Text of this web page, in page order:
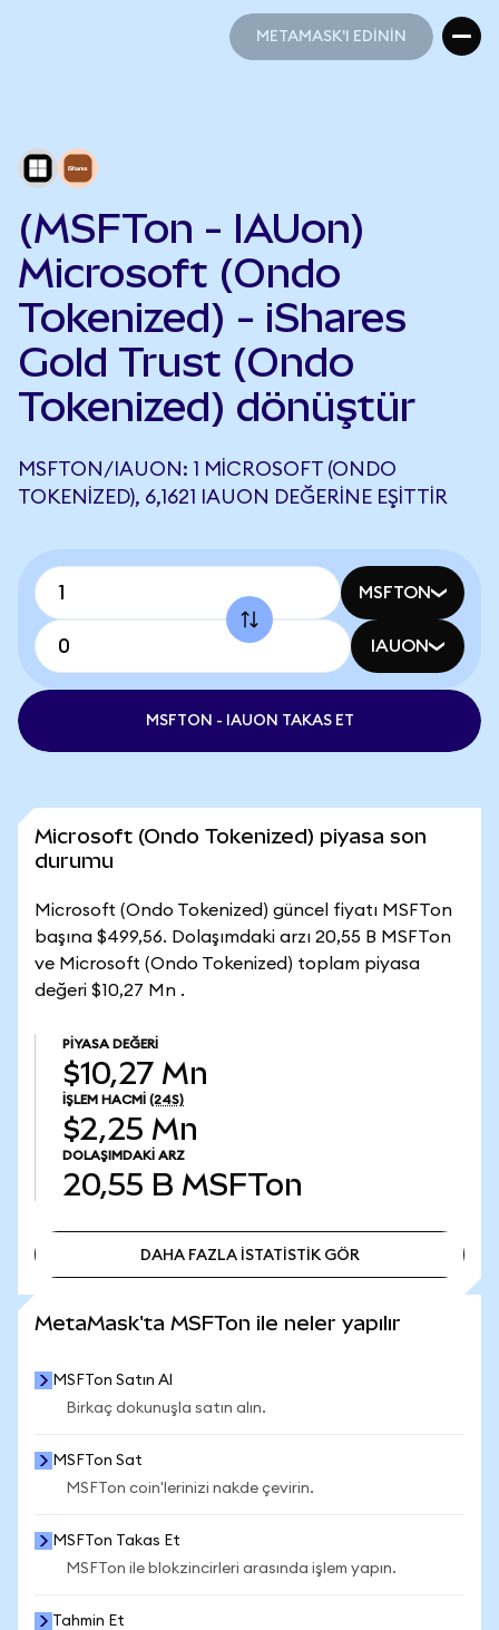
METAMASK'I EDİNİN
(MSFTon - IAUon)
Microsoft (Ondo
Tokenized) - iShares
Gold Trust (Ondo
Tokenized) dönüştür
MSFTON/IAUON: 1 MICROSOFT (ONDO
TOKENIZED), 6,1621 IAUON DEĞERINE EŞITTIR
MSFTON
IAUON
MSFTON - IAUON TAKAS ET
Microsoft (Ondo Tokenized) piyasa son
durumu
Microsoft (Ondo Tokenized) güncel fiyatı MSFTon
başına $499,56. Dolaşımdaki arzı 20,55 B MSFTon
ve Microsoft (Ondo Tokenized) toplam piyasa
değeri $10,27 Mn .
PIYASA DEĞERI
$10,27 Mn
İŞLEM HACMI (24S)
$2,25 Mn
DOLAŞIMDAKI ARZ
20,55 B MSFTon
DAHA FAZLA İSTATİSTİK GÖR
MetaMask'ta MSFTon ile neler yapılır
MSFTon Satın Al
Birkaç dokunuşla satın alın.
MSFTon Sat
MSFTon coin'lerinizi nakde çevirin.
MSFTon Takas Et
MSFTon ile blokzincirleri arasında işlem yapın.
Tahmin Et